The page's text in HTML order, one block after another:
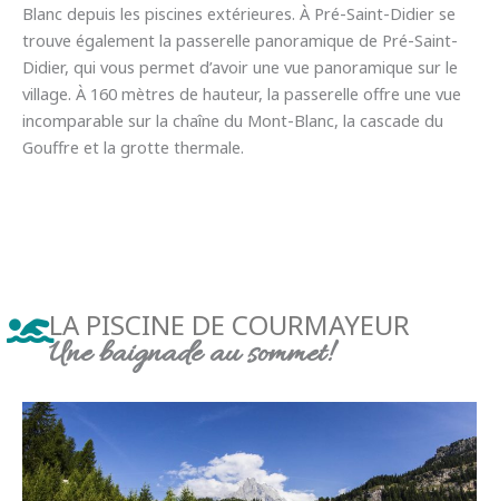
Blanc depuis les piscines extérieures. À Pré-Saint-Didier se
trouve également la passerelle panoramique de Pré-Saint-
Didier, qui vous permet d’avoir une vue panoramique sur le
village. À 160 mètres de hauteur, la passerelle offre une vue
incomparable sur la chaîne du Mont-Blanc, la cascade du
Gouffre et la grotte thermale.
LA PISCINE DE COURMAYEUR
Une baignade au sommet!